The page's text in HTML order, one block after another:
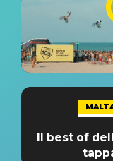
Il best of